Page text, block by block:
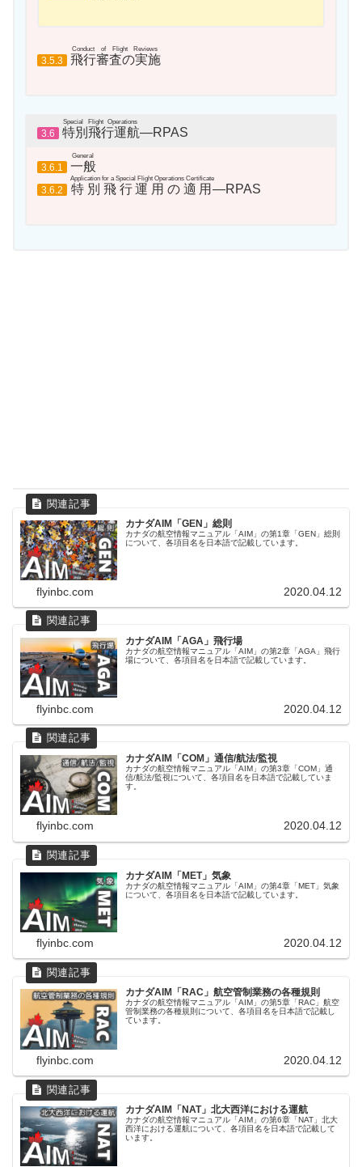
3.5.3 飛行審査の実施
Conduct of Flight Reviews
3.6 特別飛行運航
Special Flight Operations
―RPAS
3.6.1 一般
General
3.6.2 特別飛行運用の適用
Application for a Special Flight Operations Certificate
―RPAS
カナダAIM「GEN」総則
カナダの航空情報マニュアル「AIM」の第1章「GEN」総則
について、各項目名を日本語で記載しています。
flyinbc.com 2020.04.12
カナダAIM「AGA」飛行場
カナダの航空情報マニュアル「AIM」の第2章「AGA」飛行
場について、各項目名を日本語で記載しています。
flyinbc.com 2020.04.12
カナダAIM「COM」通信/航法/監視
カナダの航空情報マニュアル「AIM」の第3章「COM」通
信/航法/監視について、各項目名を日本語で記載していま
す。
flyinbc.com 2020.04.12
カナダAIM「MET」気象
カナダの航空情報マニュアル「AIM」の第4章「MET」気象
について、各項目名を日本語で記載しています。
flyinbc.com 2020.04.12
カナダAIM「RAC」航空管制業務の各種規則
カナダの航空情報マニュアル「AIM」の第5章「RAC」航空
管制業務の各種規則について、各項目名を日本語で記載し
ています。
flyinbc.com 2020.04.12
カナダAIM「NAT」北大西洋における運航
カナダの航空情報マニュアル「AIM」の第6章「NAT」北大
西洋における運航について、各項目名を日本語で記載して
います。